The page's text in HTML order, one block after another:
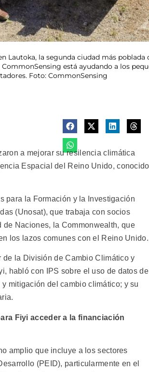
Lautoka, la segunda ciudad más poblada
está ayudando a los
Foto: CommonSensing
a mejorar su resilencia climática
Espacial del Reino Unido, conocido
para la Formación y la Investigación
(Unosat), que trabaja con socios
Naciones, la Commonwealth, que
los lazos comunes con el Reino Unido.
la División de Cambio Climático y
habló con IPS sobre el uso de datos de
mitigación del cambio climático; y su
Fiyi acceder a la financiación
amplio que incluye a los sectores
(PEID), particularmente en el